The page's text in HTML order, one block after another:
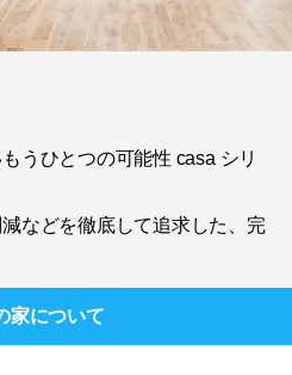
うひとつの可能性 casa シリ
などを徹底して追求した、完
家について